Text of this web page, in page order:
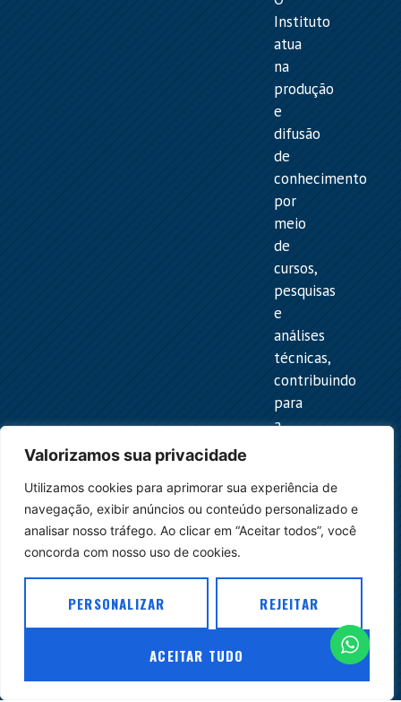
Valorizamos sua privacidade
Utilizamos cookies para aprimorar sua experiência de
navegação, exibir anúncios ou conteúdo personalizado e
analisar nosso tráfego. Ao clicar em “Aceitar todos”, você
concorda com nosso uso de cookies.
PERSONALIZAR REJEITAR
ACEITAR TUDO
Instituto
atua
na
produção
e
difusão
de
conhecimento
por
meio
de
cursos,
pesquisas
e
análises
técnicas,
contribuindo
para
a
das
normas
e
o
desenvolvimento
do
ambiente